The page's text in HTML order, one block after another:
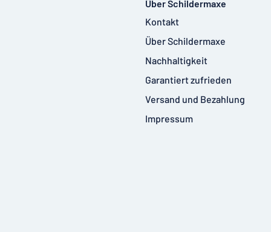
Über Schildermaxe
Kontakt
Über Schildermaxe
Nachhaltigkeit
Garantiert zufrieden
Versand und Bezahlung
Impressum